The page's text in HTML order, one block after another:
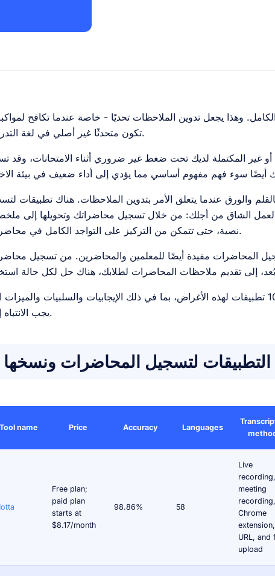
وهذا يجعل تدوين الملاحظات تحديًا - خاصة عندما تكافح
تكون متحدثًا غير أصلي في لغة التدريس.
غير المكتملة لديك تحت ضغط غير ضروري أثناء الامتحانات، وقد
والورق عندما يتعلق الأمر بتدوين الملاحظات. هناك تطبيقات
الشاق من أجلك: من خلال تسجيل محاضراتك وتحويلها إلى
نصية، حتى تتمكن من التركيز على التواجد الكامل في محاضراتك.
المحاضرات مفيدة أيضًا للمعلمين والمحاضرين. من تسجيل
استمر في القراءة بينما أذكر أفضل 10 تطبيقات لهذه الأغراض، بما في ذلك الإيجابيات والسلبيات
يجب الانتباه إليها.
التطبيقات لتسجيل المحاضرات ونسخها
Tool name Price Accuracy Languages
Free plan;
paid plan
starts at
$8.17/month
98.86% 58
Live
recording,
meeting
recording,
Chrome
extension,
URL, and
upload